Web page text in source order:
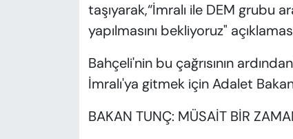
taşıyarak,“İmralı ile DEM grubu
yapılmasını bekliyoruz"
Bahçeli'nin bu çağrısının
İmralı'ya gitmek için Adalet
BAKAN TUNÇ: MÜSAİT BİR